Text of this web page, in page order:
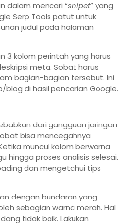
dalam mencari “snipet” yang
Serp Tools patut untuk
judul pada halaman
3 kolom perintah yang harus
meta. Sobat harus
bagian-bagian tersebut. Ini
di hasil pencarian Google.
dari gangguan jaringan
bisa mencegahnya
muncul kolom berwarna
hingga proses analisis selesai.
dan mengetahui tips
dengan bundaran yang
sebagian warna merah. Hal
tidak baik. Lakukan